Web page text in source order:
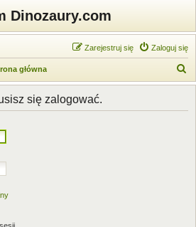
Dinozaury.com
Zaloguj się
Zarejestruj się
główna
z
się zalogować.